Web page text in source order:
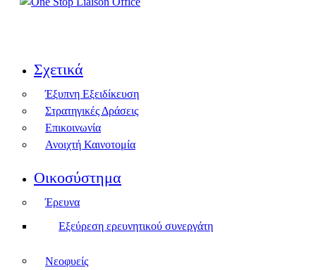
Σχετικά
Έξυπνη Εξειδίκευση
Στρατηγικές Δράσεις
Επικοινωνία
Ανοιχτή Καινοτομία
Οικοσύστημα
Έρευνα
Εξεύρεση ερευνητικού συνεργάτη
Νεοφυείς